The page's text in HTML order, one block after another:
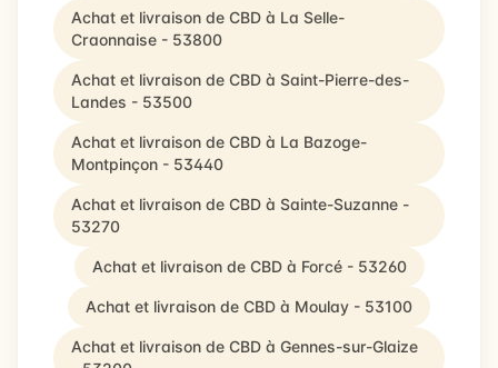
Achat et livraison de CBD à La Selle-
Craonnaise - 53800
Achat et livraison de CBD à Saint-Pierre-des-
Landes - 53500
Achat et livraison de CBD à La Bazoge-
Montpinçon - 53440
Achat et livraison de CBD à Sainte-Suzanne -
53270
Achat et livraison de CBD à Forcé - 53260
Achat et livraison de CBD à Moulay - 53100
Achat et livraison de CBD à Gennes-sur-Glaize